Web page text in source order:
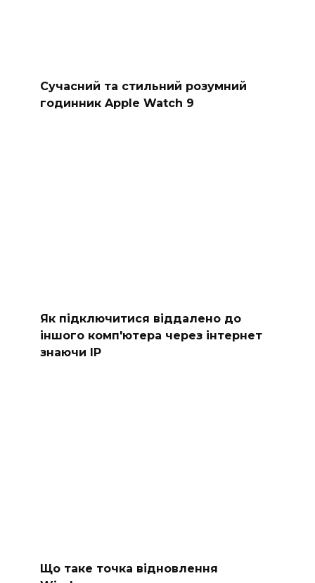
Сучасний та стильний розумний
годинник Apple Watch 9
Як підключитися віддалено до
іншого комп'ютера через інтернет
знаючи IP
Що таке точка відновлення